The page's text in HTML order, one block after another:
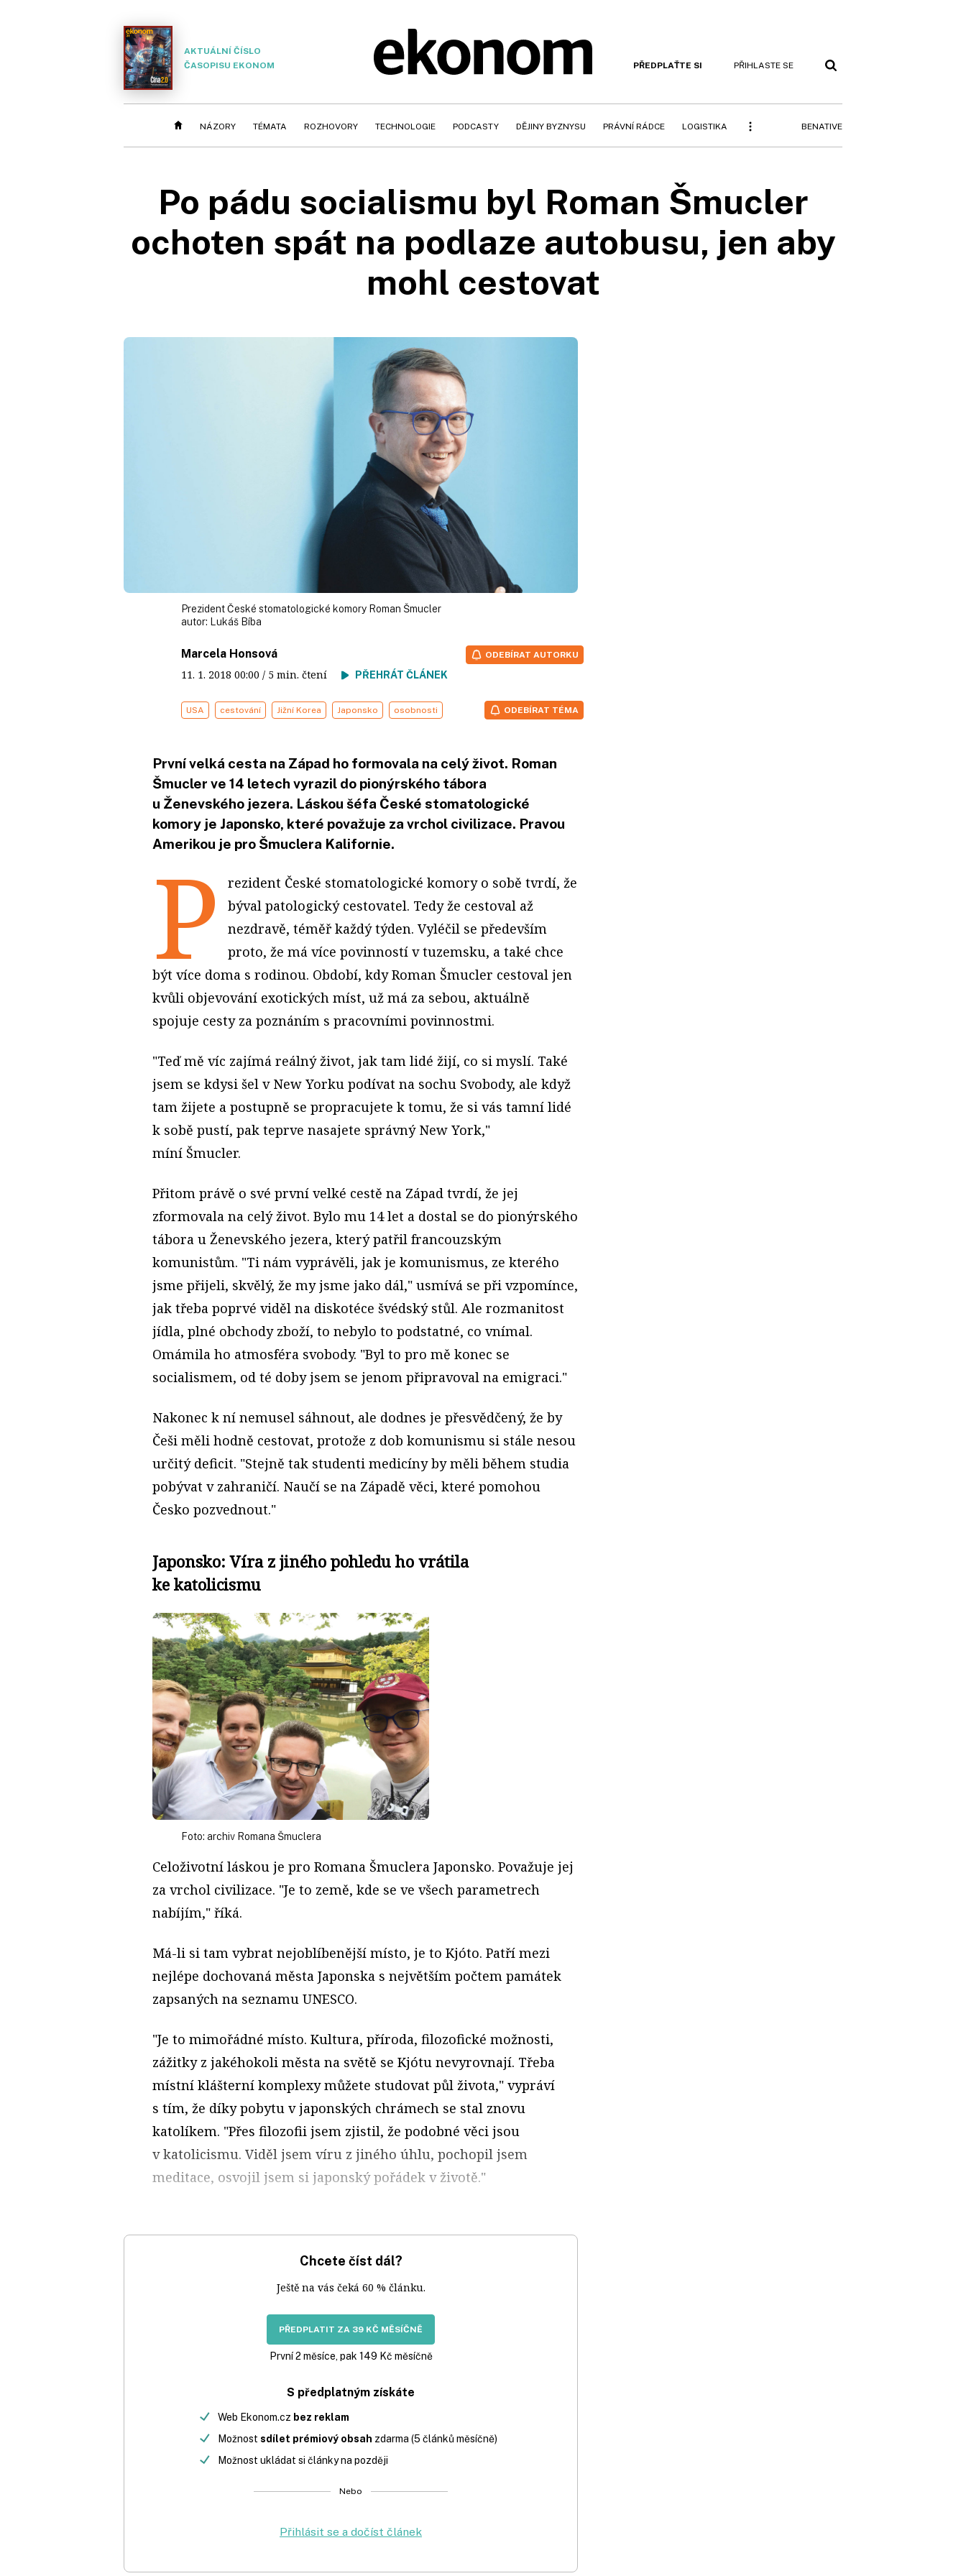
AKTUÁLNÍ ČÍSLO
ČASOPISU EKONOM
PŘEDPLAŤTE SI PŘIHLASTE SE
NÁZORY TÉMATA ROZHOVORY TECHNOLOGIE PODCASTY DĚJINY BYZNYSU PRÁVNÍ RÁDCE LOGISTIKA BENATIVE
Po pádu socialismu byl Roman Šmucler
ochoten spát na podlaze autobusu, jen aby
mohl cestovat
Prezident České stomatologické komory Roman Šmucler
autor: Lukáš Bíba
Marcela Honsová
11. 1. 2018 00:00 / 5 min. čtení PŘEHRÁT ČLÁNEK
ODEBÍRAT AUTORKU
USA cestování Jižní Korea Japonsko osobnosti ODEBÍRAT TÉMA
První velká cesta na Západ ho formovala na celý život. Roman
Šmucler ve 14 letech vyrazil do pionýrského tábora
u Ženevského jezera. Láskou šéfa České stomatologické
komory je Japonsko, které považuje za vrchol civilizace. Pravou
Amerikou je pro Šmuclera Kalifornie.
P
rezident České stomatologické komory o sobě tvrdí, že
býval patologický cestovatel. Tedy že cestoval až
nezdravě, téměř každý týden. Vyléčil se především
proto, že má více povinností v tuzemsku, a také chce
být více doma s rodinou. Období, kdy Roman Šmucler cestoval jen
kvůli objevování exotických míst, už má za sebou, aktuálně
spojuje cesty za poznáním s pracovními povinnostmi.
"Teď mě víc zajímá reálný život, jak tam lidé žijí, co si myslí. Také
jsem se kdysi šel v New Yorku podívat na sochu Svobody, ale když
tam žijete a postupně se propracujete k tomu, že si vás tamní lidé
k sobě pustí, pak teprve nasajete správný New York,"
míní Šmucler.
Přitom právě o své první velké cestě na Západ tvrdí, že jej
zformovala na celý život. Bylo mu 14 let a dostal se do pionýrského
tábora u Ženevského jezera, který patřil francouzským
komunistům. "Ti nám vyprávěli, jak je komunismus, ze kterého
jsme přijeli, skvělý, že my jsme jako dál," usmívá se při vzpomínce,
jak třeba poprvé viděl na diskotéce švédský stůl. Ale rozmanitost
jídla, plné obchody zboží, to nebylo to podstatné, co vnímal.
Omámila ho atmosféra svobody. "Byl to pro mě konec se
socialismem, od té doby jsem se jenom připravoval na emigraci."
Nakonec k ní nemusel sáhnout, ale dodnes je přesvědčený, že by
Češi měli hodně cestovat, protože z dob komunismu si stále nesou
určitý deficit. "Stejně tak studenti medicíny by měli během studia
pobývat v zahraničí. Naučí se na Západě věci, které pomohou
Česko pozvednout."
Japonsko: Víra z jiného pohledu ho vrátila
ke katolicismu
Foto: archiv Romana Šmuclera
Celoživotní láskou je pro Romana Šmuclera Japonsko. Považuje jej
za vrchol civilizace. "Je to země, kde se ve všech parametrech
nabíjím," říká.
Má-li si tam vybrat nejoblíbenější místo, je to Kjóto. Patří mezi
nejlépe dochovaná města Japonska s největším počtem památek
zapsaných na seznamu UNESCO.
"Je to mimořádné místo. Kultura, příroda, filozofické možnosti,
zážitky z jakéhokoli města na světě se Kjótu nevyrovnají. Třeba
místní klášterní komplexy můžete studovat půl života," vypráví
s tím, že díky pobytu v japonských chrámech se stal znovu
katolíkem. "Přes filozofii jsem zjistil, že podobné věci jsou
v katolicismu. Viděl jsem víru z jiného úhlu, pochopil jsem
meditace, osvojil jsem si japonský pořádek v životě."
Chcete číst dál?
Ještě na vás čeká 60 % článku.
PŘEDPLATIT ZA 39 KČ MĚSÍČNĚ
První 2 měsíce, pak 149 Kč měsíčně
S předplatným získáte
Web Ekonom.cz bez reklam
Možnost sdílet prémiový obsah zdarma (5 článků měsíčně)
Možnost ukládat si články na později
Nebo
Přihlásit se a dočíst článek